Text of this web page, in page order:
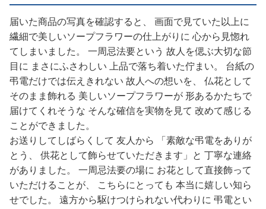
届いた商品の写真を確認すると、 画面で見ていた以上に
繊細で美しいソープフラワーの仕上がりに 心から見惚れ
てしまいました。 一周忌法要という 故人を偲ぶ大切な節
目に まさにふさわしい 上品で落ち着いた佇まい。 台紙の
弔電だけでは伝えきれない 故人への想いを、 仏花として
そのまま飾れる 美しいソープフラワーが 形あるかたちで
届けてくれそうな そんな確信を実物を見て 改めて感じる
ことができました。
お送りしてしばらくして 友人から 「素敵な弔電をありが
とう、 供花として飾らせていただきます」と 丁寧な連絡
がありました。 一周忌法要の場に お花として直接飾って
いただけることが、 こちらにとっても 本当に嬉しい知ら
せでした。 遠方から駆けつけられない代わりに 弔電とい